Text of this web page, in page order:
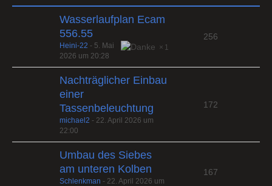
Wasserlaufplan Ecam
556.55
1
Heini-22 - 5. Mai
2026 um 20:28
256
Nachträglicher Einbau
einer
Tassenbeleuchtung
michael2 - 22. April 2026 um
22:00
172
Umbau des Siebes
am unteren Kolben
Schlenkman - 22. April 2026 um
167